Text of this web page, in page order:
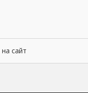
на сайт